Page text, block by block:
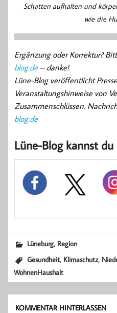
Schatten aufhalten und
wie die
Ergänzung oder Korrektur?
blog.de– danke!
Lüne-Blog veröffentlicht
Veranstaltungshinweise von
Zusammenschlüssen.
blog.de
Lüne-Blog kannst du
Lüneburg, Region
Gesundheit, Klimaschutz,
WohnenHaushalt
KOMMENTAR HINTERLASSEN